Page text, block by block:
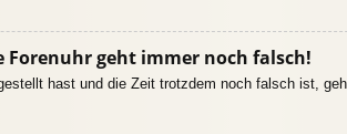
Forenuhr geht immer noch falsch!
hast und die Zeit trotzdem noch falsch ist,